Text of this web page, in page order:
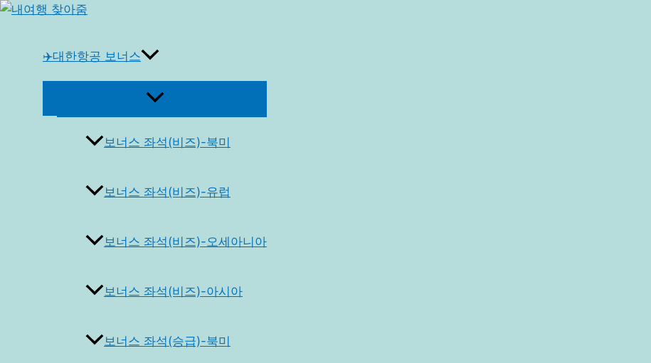
콘
✈️대한항공 보너스
메
토
보너스 좌석(비즈)-북미
보너스 좌석(비즈)-유럽
보너스 좌석(비즈)-오세아니아
보너스 좌석(비즈)-아시아
보너스 좌석(승급)-북미